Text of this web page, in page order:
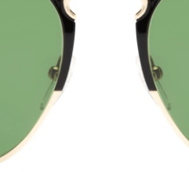
očnice
54
Šírka
mostíka